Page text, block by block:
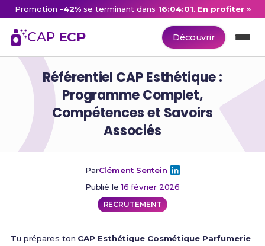
Promotion -42%se terminant dans 16:04:00.En profiter »
CAP ECP Découvrir
Référentiel CAP Esthétique :
Programme Complet,
Compétences et Savoirs
Associés
ParClément Sentein
Publié le16 février 2026
RECRUTEMENT
Tu prépares ton CAP Esthétique Cosmétique Parfumerie